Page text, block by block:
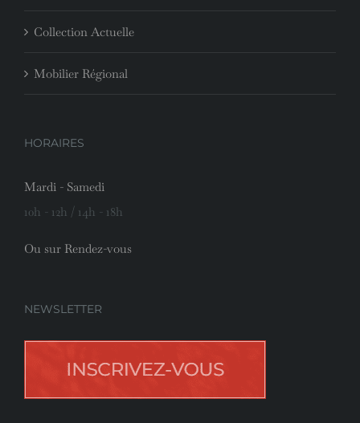
Collection Actuelle
Mobilier Régional
HORAIRES
Mardi - Samedi
10h - 12h / 14h - 18h
Ou sur Rendez-vous
NEWSLETTER